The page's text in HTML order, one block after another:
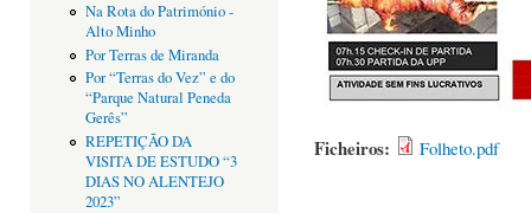
Na Rota do Património -
Alto Minho
Por Terras de Miranda
Por “Terras do Vez” e do
“Parque Natural Peneda
Gerês”
REPETIÇÃO DA
VISITA DE ESTUDO “3
DIAS NO ALENTEJO
2023”
Ficheiros: Folheto.pdf